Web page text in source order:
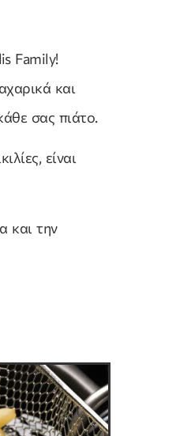
Family!
και
σας πιάτο.
είναι
και την